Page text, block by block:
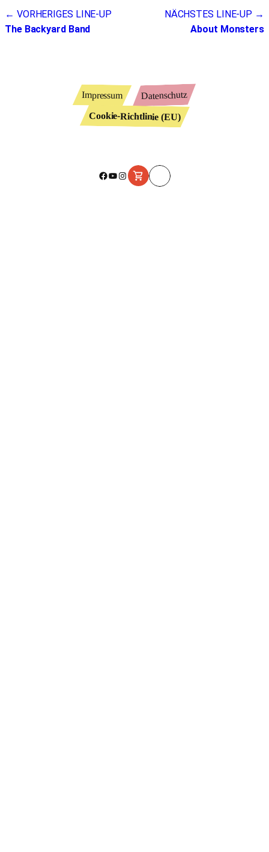
Beitragsnavigation
← VORHERIGES LINE-UP
The Backyard Band
NÄCHSTES LINE-UP →
About Monsters
Impressum Datenschutz
Cookie-Richtlinie (EU)
Facebook
YouTube
Instagram